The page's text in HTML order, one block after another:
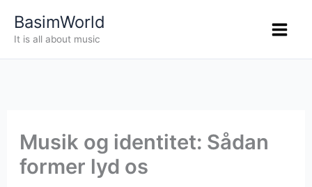
BasimWorld
It is all about music
Musik og identitet: Sådan
former lyd os